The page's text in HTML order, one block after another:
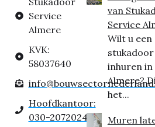
Service
Almere
KVK:
58037640
Hoofdkantoor:
030-2072024
van
Service
Wilt u een
stukadoor
inhuren in
Almere?
het...
Muren